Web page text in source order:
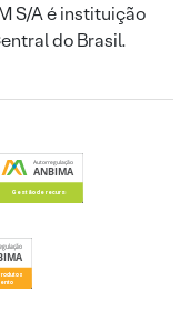
S/A é instituição
do Brasil.